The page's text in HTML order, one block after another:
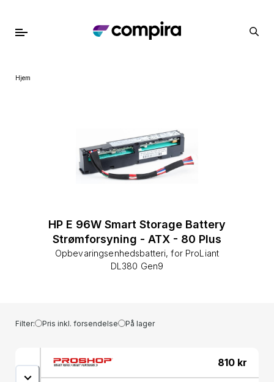
Hjem
HP E 96W Smart Storage Battery
Strømforsyning - ATX - 80 Plus
Opbevaringsenhedsbatteri, for ProLiant
DL380 Gen9
Filter: Pris inkl. forsendelse På lager
810 kr